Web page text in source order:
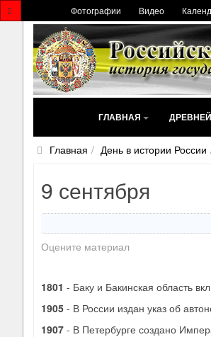
Фотографии Видео
ГЛАВНАЯ
Главная День в истории России
9 сентября
Оцените материал
1801 - Баку и Бакинская область
1905 - В России издан указ об
1907 - В Петербурге создано